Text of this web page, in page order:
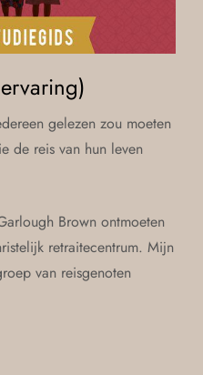
gelezen zou moeten
de reis van hun leven
Brown ontmoeten
retraitecentrum. Mijn
van reisgenoten